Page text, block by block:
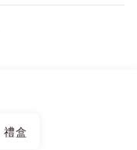
茶葉
中市
號
禮盒